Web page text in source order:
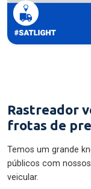
Rastreador
frotas de
Temos um grande
públicos com
veicular.